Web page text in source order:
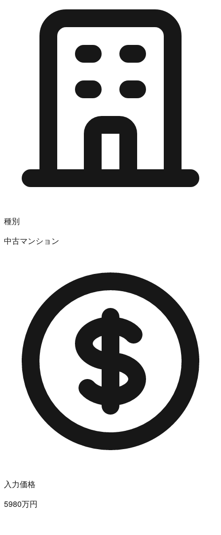
種別
中古マンション
入力価格
5980万円